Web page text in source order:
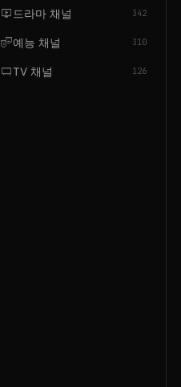
live_tv 드라마 채널 342
theater_comedy예능 채널 310
tv_genTV 채널 126